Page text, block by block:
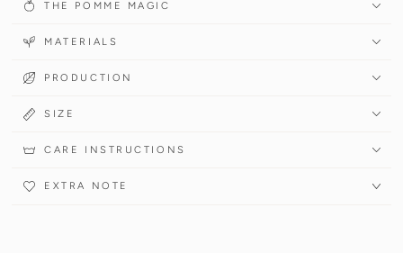
THE POMME MAGIC
MATERIALS
PRODUCTION
SIZE
CARE INSTRUCTIONS
EXTRA NOTE